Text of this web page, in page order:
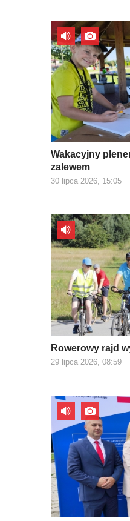
Wakacyjny
zalewem
30 lipca 2026, 15:05
Rowerowy rajd
29 lipca 2026, 08:59